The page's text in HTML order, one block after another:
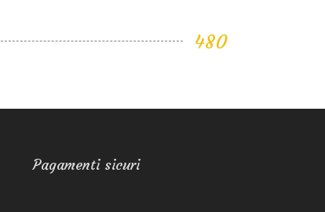
480
Pagamenti sicuri